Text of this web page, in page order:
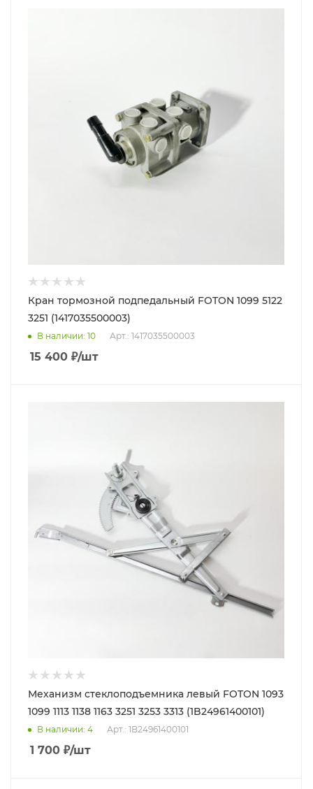
Кран тормозной подпедальный FOTON 1099 5122
3251 (1417035500003)
В наличии: 10 Арт.: 1417035500003
15 400 ₽/шт
Механизм стеклоподъемника левый FOTON 1093
1099 1113 1138 1163 3251 3253 3313 (1B24961400101)
В наличии: 4 Арт.: 1B24961400101
1 700 ₽/шт